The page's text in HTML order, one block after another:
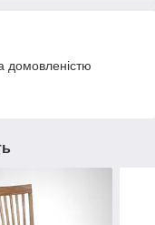
домовленістю